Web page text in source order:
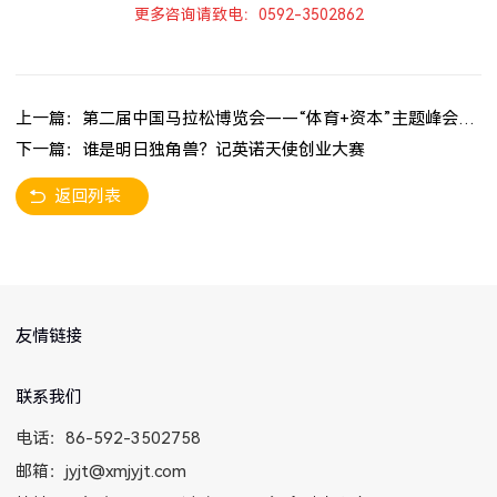
更多咨询请致电：0592-3502862
上一篇：第二届中国马拉松博览会——“体育+资本”主题峰会圆满成功
返回列表
下一篇：谁是明日独角兽？记英诺天使创业大赛
友情链接
联系我们
电话：86-592-3502758
邮箱：jyjt@xmjyjt.com